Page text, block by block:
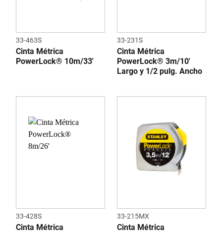
33-463S
Cinta Métrica
PowerLock® 10m/33'
33-231S
Cinta Métrica
PowerLock® 3m/10'
Largo y 1/2 pulg. Ancho
33-428S
Cinta Métrica
33-215MX
Cinta Métrica